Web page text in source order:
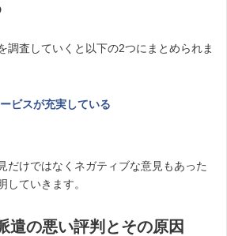
調査していくと以下の2つにまとめられま
ビスが充実している
だけではなくネガティブな意見もあった
していきます。
遣の悪い評判とその原因